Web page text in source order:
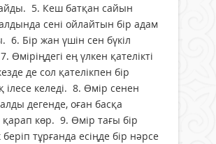
5. Кеш батқан сайын
сені ойлайтын бір адам
6. Бір жан үшін сен бүкіл
Өміріңдегі ең үлкен қателікті
де сол қателікпен бір
келеді. 8. Өмір сенен
дегенде, оған басқа
көр. 9. Өмір тағы бір
беріп тұрғанда есіңде бір нәрсе